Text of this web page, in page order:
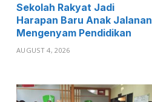
Sekolah Rakyat Jadi
Harapan Baru Anak Jalanan
Mengenyam Pendidikan
AUGUST 4, 2026